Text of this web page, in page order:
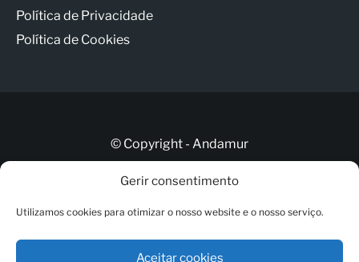
Gerir consentimento
Utilizamos cookies para otimizar o nosso website e o nosso serviço.
Aceitar cookies
Política de Privacidade
Política de Cookies
© Copyright - Andamur
ANDAMUR CONNECT